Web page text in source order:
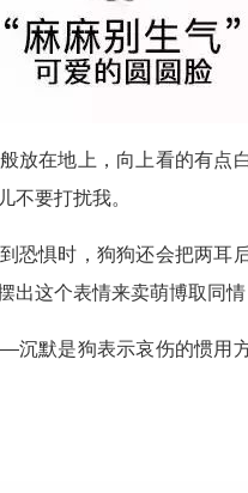
在地上，向上看的有点
不要打扰我。
惧时，狗狗还会把两耳
出这个表情来卖萌博取同
默是狗表示哀伤的惯用